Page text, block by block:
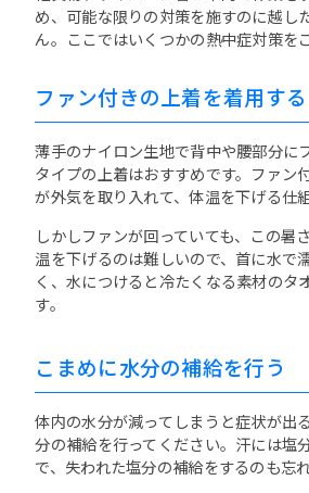
め、可能な限りの対策を施すのに越し
ん。ここではいくつかの熱中症対策を
ファン付きの上着を着用する
薄手のナイロン生地で背中や腰部分に
タイプの上着はおすすめです。ファン
が外気を取り入れて、体温を下げる仕
しかしファンが回っていても、この暑
温を下げるのは難しいので、首に水で
く、水につけると冷たくなる素材のタ
す。
こまめに水分の補給を行う
体内の水分が減ってしまうと症状が出
分の補給を行ってください。汗には塩
で、失われた塩分の補給をするのも忘